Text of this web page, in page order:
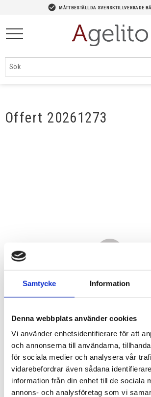
Samtycke Information
Denna webbplats använder cookies
Vi använder enhetsidentifierare för att
och annonserna till användarna,
för sociala medier och analysera vår
vidarebefordrar även sådana
information från din enhet till de sociala
annons- och analysföretag som vi
check_circle MÅTTBESTÄLLDA SVENSKTILLVERKADE
Offert 20261273
23 340,00KR